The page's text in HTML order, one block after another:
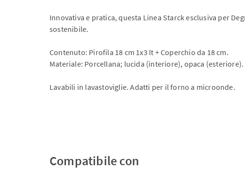
Innovativa e pratica, questa Linea Starck esclusiva per
sostenibile.
Contenuto: Pirofila 18 cm 1x3 lt + Coperchio da 18 cm.
Materiale: Porcellana; lucida (interiore), opaca (esteriore).
Lavabili in lavastoviglie. Adatti per il forno a microonde.
Compatibile con